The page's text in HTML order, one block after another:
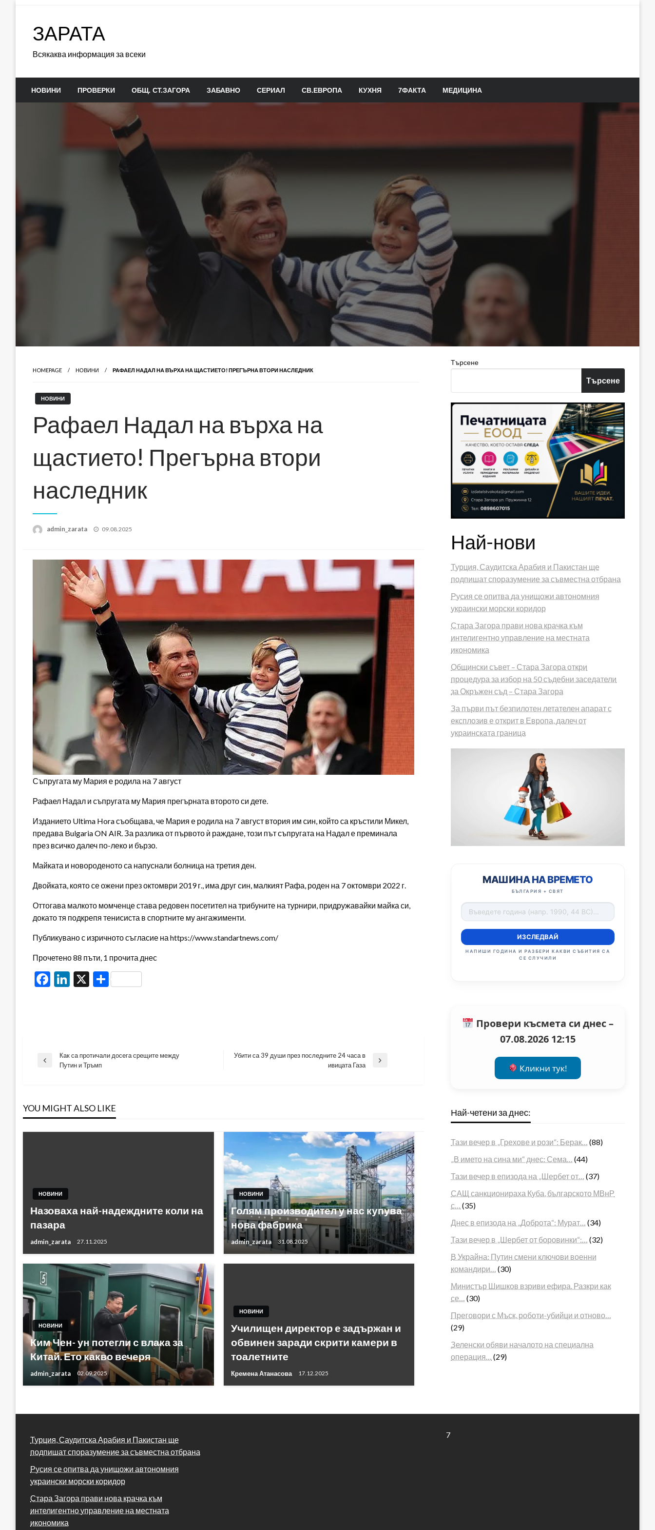
ЗАРАТА
Всякаква информация за всеки
НОВИНИ ПРОВЕРКИ ОБЩ. СТ.ЗАГОРА ЗАБАВНО СЕРИАЛ СВ.ЕВРОПА КУХНЯ 7ФАКТА МЕДИЦИНА
HOMEPAGE НОВИНИ РАФАЕЛ НАДАЛ НА ВЪРХА НА ЩАСТИЕТО! ПРЕГЪРНА ВТОРИ НАСЛЕДНИК
НОВИНИ
Рафаел Надал на върха на
щастието! Прегърна втори
наследник
admin_zarata
Posted
09.08.2025
Съпругата му Мария е родила на 7 август
Рафаел Надал и съпругата му Мария прегърната второто си дете.
Изданието Ultima Hora съобщава, че Мария е родила на 7 август втория им син, който са кръстили Микел,
предава Bulgaria ON AIR. За разлика от първото ѝ раждане, този път съпругата на Надал е преминала
през всичко далеч по-леко и бързо.
Майката и новороденото са напуснали болница на третия ден.
Двойката, която се ожени през октомври 2019 г., има друг син, малкият Рафа, роден на 7 октомври 2022 г.
Оттогава малкото момченце става редовен посетител на трибуните на турнири, придружавайки майка си,
докато тя подкрепя тенисиста в спортните му ангажименти.
Публикувано с изричното съгласие на https://www.standartnews.com/
Прочетено 88 пъти, 1 прочита днес
Facebook
LinkedIn
X Share
Навигация
Previous
Как са протичали досега срещите между
Путин и Тръмп
Убити са 39 души през последните 24 часа в
ивицата Газа
YOU MIGHT ALSO LIKE
НОВИНИ
Назоваха най-надеждните коли на
пазара
admin_zarata 27.11.2025
НОВИНИ
Голям производител у нас купува
нова фабрика
admin_zarata 31.08.2025
НОВИНИ
Ким Чен- ун потегли с влака за
Китай. Ето какво вечеря
admin_zarata 02.09.2025
НОВИНИ
Училищен директор е задържан и
обвинен заради скрити камери в
тоалетните
Кремена Атанасова 17.12.2025
Търсене
Търсене
Най-нови
Турция, Саудитска Арабия и Пакистан ще
подпишат споразумение за съвместна отбрана
Русия се опитва да унищожи автономния
украински морски коридор
Стара Загора прави нова крачка към
интелигентно управление на местната
икономика
Общински съвет – Стара Загора откри
процедура за избор на 50 съдебни заседатели
за Окръжен съд – Стара Загора
За първи път безпилотен летателен апарат с
експлозив е открит в Европа, далеч от
украинската граница
МАШИНА НА ВРЕМЕТО
БЪЛГАРИЯ + СВЯТ
ИЗСЛЕДВАЙ
НАПИШИ ГОДИНА И РАЗБЕРИ КАКВИ СЪБИТИЯ СА
СЕ СЛУЧИЛИ
Провери късмета си днес –
07.08.2026 12:15
Кликни тук!
Най-четени за днес:
Тази вечер в „Грехове и рози“: Берак…
(88)
„В името на сина ми“ днес: Сема…
(44)
Тази вечер в епизода на „Шербет от…
(37)
САЩ санкционираха Куба, българското МВнР
с…
(35)
Днес в епизода на „Доброта“: Мурат…
(34)
Тази вечер в „Шербет от боровинки“:…
(32)
В Украйна: Путин смени ключови военни
командири…
(30)
Министър Шишков взриви ефира. Разкри как
се…
(30)
Преговори с Мъск, роботи-убийци и отново…
(29)
Зеленски обяви началото на специална
операция…
(29)
Турция, Саудитска Арабия и Пакистан ще
подпишат споразумение за съвместна отбрана
Русия се опитва да унищожи автономния
украински морски коридор
Стара Загора прави нова крачка към
интелигентно управление на местната
икономика
7